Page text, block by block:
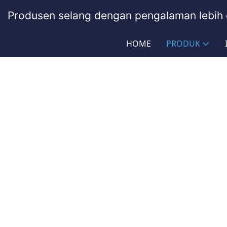
Produsen selang dengan pengalaman
HOME PRODUK